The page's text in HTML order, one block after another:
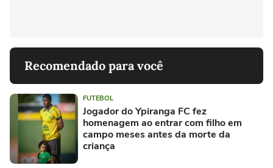
Recomendado para você
FUTEBOL
Jogador do Ypiranga FC fez
homenagem ao entrar com filho em
campo meses antes da morte da
criança